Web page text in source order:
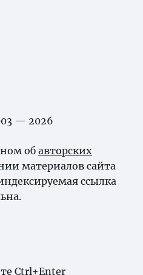
— 2026
об авторских
материалов сайта
ссылка
Ctrl+Enter